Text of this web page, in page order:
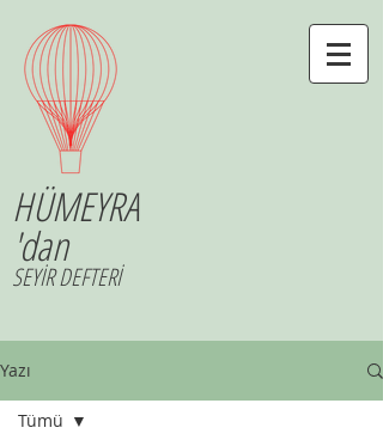
HÜMEYRA
'dan
SEYİR DEFTERİ
Yazı
Tümü